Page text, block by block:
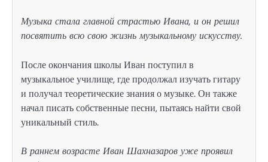
Музыка стала главной страстью Ивана, и он решил
посвятить всю свою жизнь музыкальному искусству.
После окончания школы Иван поступил в
музыкальное училище, где продолжал изучать гитару
и получал теоретические знания о музыке. Он также
начал писать собственные песни, пытаясь найти свой
уникальный стиль.
В раннем возрасте Иван Шахназаров уже проявил